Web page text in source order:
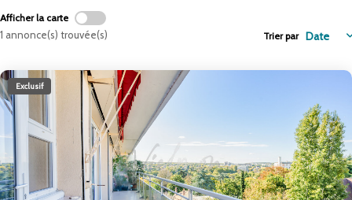
Afficher la carte
1 annonce(s) trouvée(s) Trier par
Exclusif